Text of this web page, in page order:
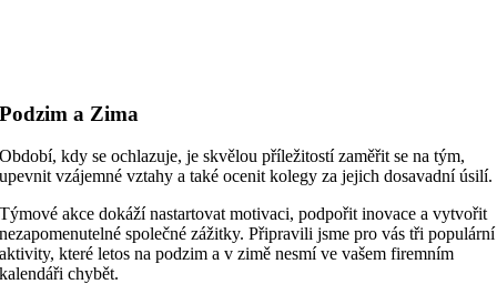
Podzim a Zima
Období, kdy se ochlazuje, je skvělou příležitostí zaměřit se na tým,
upevnit vzájemné vztahy a také ocenit kolegy za jejich dosavadní úsilí.
Týmové akce dokáží nastartovat motivaci, podpořit inovace a vytvořit
nezapomenutelné společné zážitky. Připravili jsme pro vás tři populární
aktivity, které letos na podzim a v zimě nesmí ve vašem firemním
kalendáři chybět.